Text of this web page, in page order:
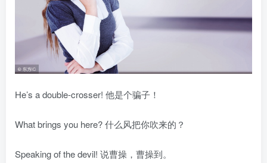
He’s a double-crosser! 他是个骗子！
What brings you here? 什么风把你吹来的？
Speaking of the devil! 说曹操，曹操到。